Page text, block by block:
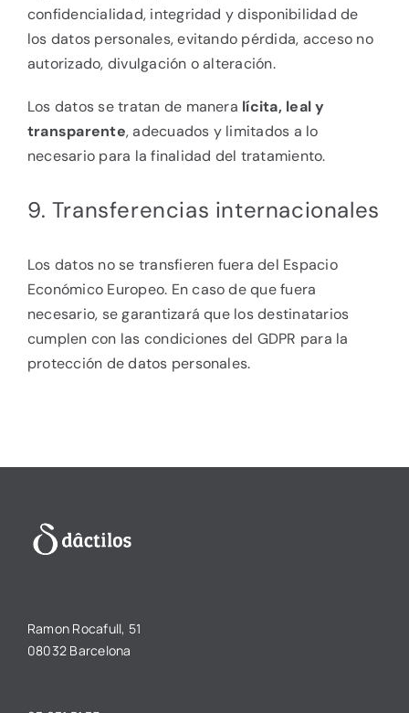
confidencialidad, integridad y disponibilidad de
los datos personales, evitando pérdida, acceso no
autorizado, divulgación o alteración.
Los datos se tratan de manera lícita, leal y
transparente, adecuados y limitados a lo
necesario para la finalidad del tratamiento.
9. Transferencias internacionales
Los datos no se transfieren fuera del Espacio
Económico Europeo. En caso de que fuera
necesario, se garantizará que los destinatarios
cumplen con las condiciones del GDPR para la
protección de datos personales.
Ramon Rocafull, 51
08032 Barcelona